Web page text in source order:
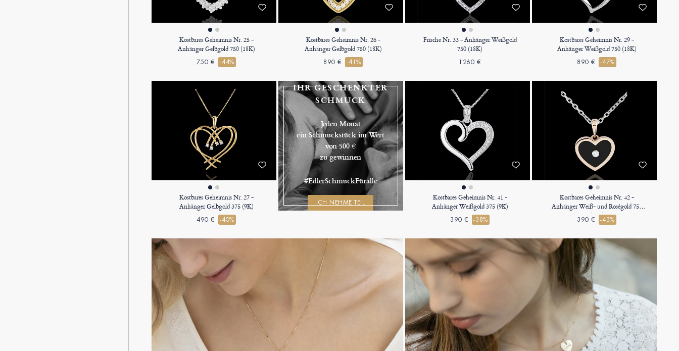
Kostbares Geheimnis Nr. 25 -
Anhänger Gelbgold 750 (18K)
750 € -44%
Kostbares Geheimnis Nr. 26 -
Anhänger Gelbgold 750 (18K)
890 € -41%
Frische Nr. 33 - Anhänger Weißgold
750 (18K)
1260 €
Kostbares Geheimnis Nr. 29 -
Anhänger Weißgold 750 (18K)
890 € -47%
Kostbares Geheimnis Nr. 27 -
Anhänger Gelbgold 375 (9K)
490 € -40%
IHR GESCHENKTER
SCHMUCK
Jeden Monat
ein Schmuckstück im Wert
von 500 €
zu gewinnen
#EdlerSchmuckFüralle
ICH NEHME TEIL
Kostbares Geheimnis Nr. 41 -
Anhänger Weißgold 375 (9K)
390 € -38%
Kostbares Geheimnis Nr. 42 -
Anhänger Weiß- und Roségold 750
(18K)
390 € -43%